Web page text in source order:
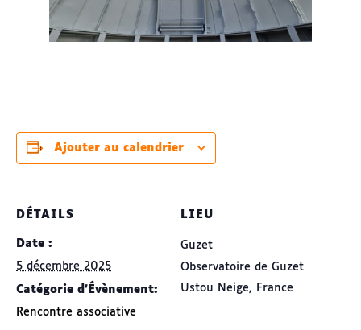
Ajouter au calendrier
DÉTAILS
Date :
5 décembre 2025
Catégorie d’Évènement:
Rencontre associative
LIEU
Guzet
Observatoire de Guzet
Ustou Neige, France